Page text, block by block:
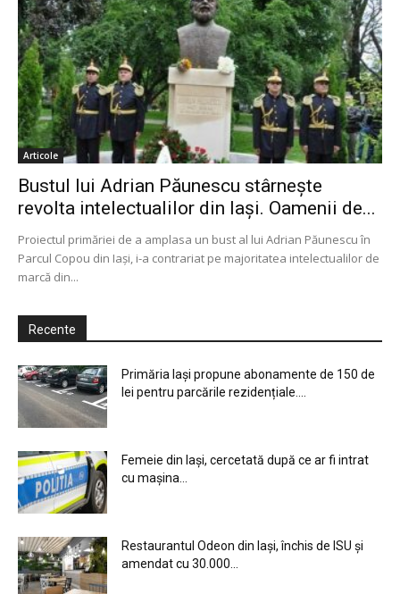
Articole
Bustul lui Adrian Păunescu stârnește
revolta intelectualilor din Iași. Oamenii de...
Proiectul primăriei de a amplasa un bust al lui Adrian Păunescu în
Parcul Copou din Iaşi, i-a contrariat pe majoritatea intelectualilor de
marcă din...
Recente
Primăria Iași propune abonamente de 150 de
lei pentru parcările rezidențiale....
Femeie din Iași, cercetată după ce ar fi intrat
cu mașina...
Restaurantul Odeon din Iași, închis de ISU și
amendat cu 30.000...